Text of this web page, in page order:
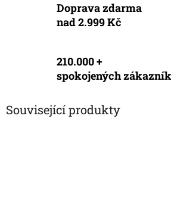
Doprava zdarma
nad 2.999 Kč
210.000 +
spokojených
Související produkty